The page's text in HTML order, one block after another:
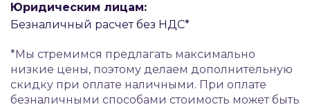
Юридическим лицам:
Безналичный расчет без НДС*
*Мы стремимся предлагать максимально
низкие цены, поэтому делаем дополнительную
скидку при оплате наличными. При оплате
безналичными способами стоимость может быть